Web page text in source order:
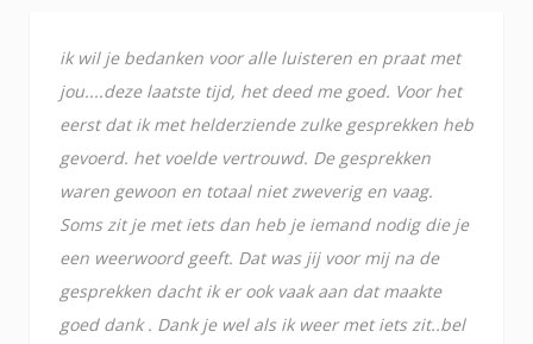
ik wil je bedanken voor alle luisteren en praat met
jou....deze laatste tijd, het deed me goed. Voor het
eerst dat ik met helderziende zulke gesprekken heb
gevoerd. het voelde vertrouwd. De gesprekken
waren gewoon en totaal niet zweverig en vaag.
Soms zit je met iets dan heb je iemand nodig die je
een weerwoord geeft. Dat was jij voor mij na de
gesprekken dacht ik er ook vaak aan dat maakte
goed dank . Dank je wel als ik weer met iets zit..bel